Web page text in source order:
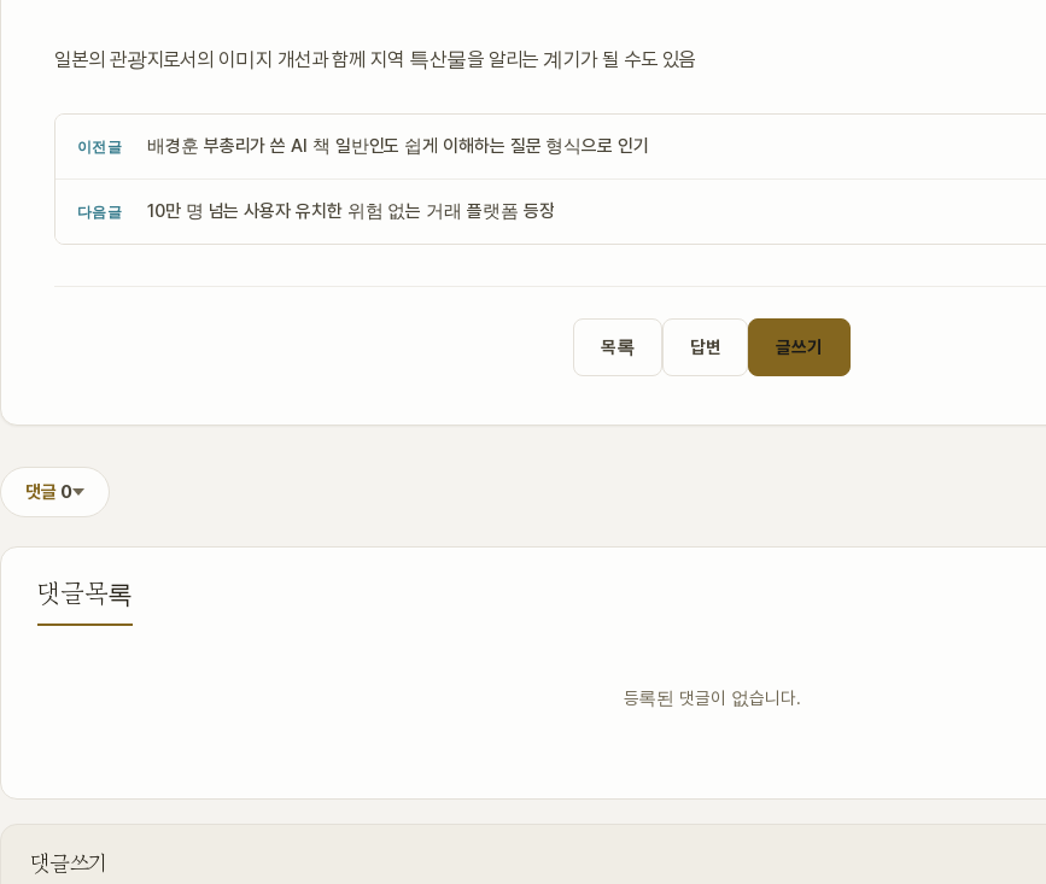
일본의 관광지로서의 이미지 개선과 함께 지역 특산물을 알리는 계기가 될 수도 있음
이전글 배경훈 부총리가 쓴 AI 책 일반인도 쉽게 이해하는 질문 형식으로 인기
다음글 10만 명 넘는 사용자 유치한 위험 없는 거래 플랫폼 등장
목록 답변 글쓰기
댓글 0
댓글목록
등록된 댓글이 없습니다.
댓글쓰기